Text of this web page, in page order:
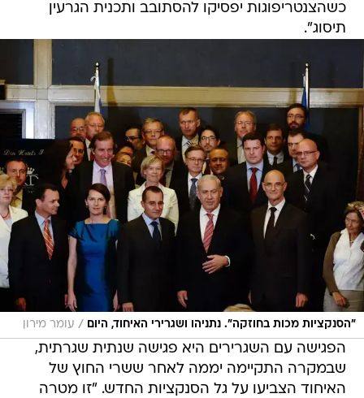
כשהצנטריפוגות יפסיקו להסתובב ותכנית הגרעין
תיסוג".
"הסנקציות מכות בחוזקה". נתניהו ושגרירי האיחוד, היום / עומר מירון
הפגישה עם השגרירים היא פגישה שנתית שגרתית,
שבמקרה התקיימה יממה לאחר ששרי החוץ של
האיחוד הצביעו על גל הסנקציות החדש. "זו מטרה